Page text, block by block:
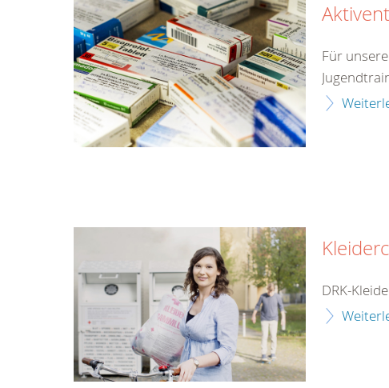
Für
DRK-